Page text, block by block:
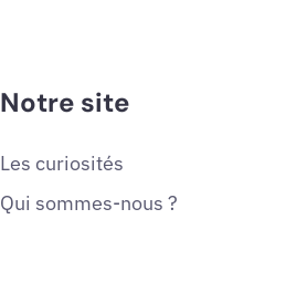
Notre site
Les curiosités
Qui sommes-nous ?